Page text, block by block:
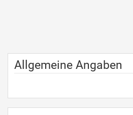
Allgemeine Angaben